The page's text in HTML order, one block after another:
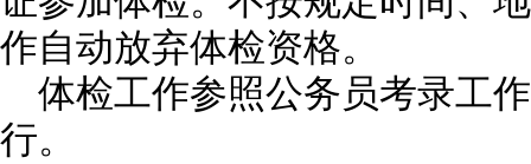
作自动放弃体检资格。
体检工作参照公务员考录工
行。